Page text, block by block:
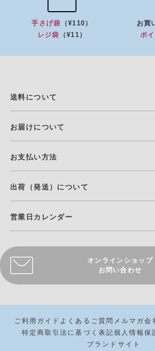
手さげ袋
（¥110）
レジ袋
（¥11）
お買
ポ
送料について
お届けについて
お支払い方法
出荷（発送）について
営業日カレンダー
オンラインショップ
お問い合わせ
ご利用ガイド よくあるご質問 メルマガ会
特定商取引法に基づく表記個人情報保
ブランドサイト